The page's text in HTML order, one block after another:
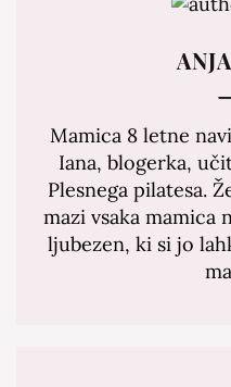
Mamica 8 letne
Iana, blogerka,
Plesnega pilatesa.
mazi vsaka mamica
ljubezen, ki si jo